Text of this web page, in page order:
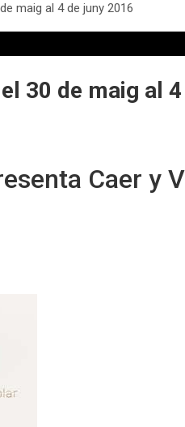
maig al 4 de juny 2016
30 de maig al
Caer y